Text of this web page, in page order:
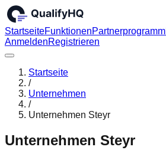
StartseiteFunktionenPartnerprogramm
AnmeldenRegistrieren
Startseite
/
Unternehmen
/
Unternehmen Steyr
Unternehmen Steyr